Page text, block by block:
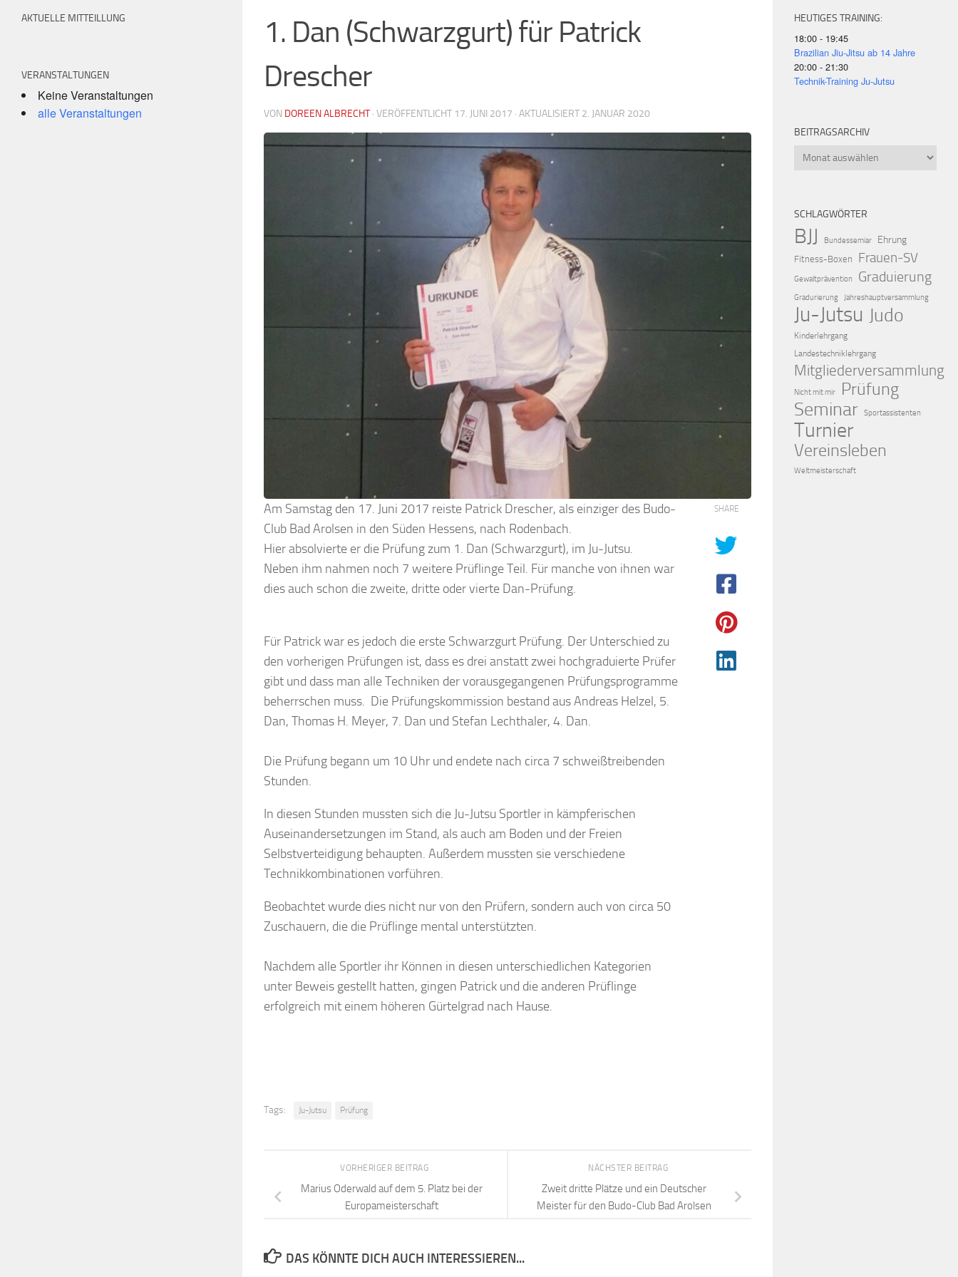
1. Dan (Schwarzgurt) für Patrick
Drescher
VON DOREEN ALBRECHT · VERÖFFENTLICHT 17. JUNI 2017 · AKTUALISIERT 2. JANUAR 2020
Am Samstag den 17. Juni 2017 reiste Patrick Drescher, als einziger des Budo-
Club Bad Arolsen in den Süden Hessens, nach Rodenbach.
Hier absolvierte er die Prüfung zum 1. Dan (Schwarzgurt), im Ju-Jutsu.
Neben ihm nahmen noch 7 weitere Prüflinge Teil. Für manche von ihnen war
dies auch schon die zweite, dritte oder vierte Dan-Prüfung.
Für Patrick war es jedoch die erste Schwarzgurt Prüfung. Der Unterschied zu
den vorherigen Prüfungen ist, dass es drei anstatt zwei hochgraduierte Prüfer
gibt und dass man alle Techniken der vorausgegangenen Prüfungsprogramme
beherrschen muss. Die Prüfungskommission bestand aus Andreas Helzel, 5.
Dan, Thomas H. Meyer, 7. Dan und Stefan Lechthaler, 4. Dan.
Die Prüfung begann um 10 Uhr und endete nach circa 7 schweißtreibenden
Stunden.
In diesen Stunden mussten sich die Ju-Jutsu Sportler in kämpferischen
Auseinandersetzungen im Stand, als auch am Boden und der Freien
Selbstverteidigung behaupten. Außerdem mussten sie verschiedene
Technikkombinationen vorführen.
Beobachtet wurde dies nicht nur von den Prüfern, sondern auch von circa 50
Zuschauern, die die Prüflinge mental unterstützten.
Nachdem alle Sportler ihr Können in diesen unterschiedlichen Kategorien
unter Beweis gestellt hatten, gingen Patrick und die anderen Prüflinge
erfolgreich mit einem höheren Gürtelgrad nach Hause.
SHARE
Tags: Ju-Jutsu Prüfung
NÄCHSTER BEITRAG
Zweit dritte Plätze und ein Deutscher
Meister für den Budo-Club Bad Arolsen
VORHERIGER BEITRAG
Marius Oderwald auf dem 5. Platz bei der
Europameisterschaft
DAS KÖNNTE DICH AUCH INTERESSIEREN...
AKTUELLE MITTEILLUNG
VERANSTALTUNGEN
Keine Veranstaltungen
alle Veranstaltungen
HEUTIGES TRAINING:
18:00 - 19:45
Brazilian Jiu-Jitsu ab 14 Jahre
20:00 - 21:30
Technik-Training Ju-Jutsu
BEITRAGSARCHIV
Beitragsarchiv
SCHLAGWÖRTER
BJJ Bundessemiar Ehrung
Fitness-Boxen Frauen-SV
Gewaltprävention Graduierung
Gradurierung Jahreshauptversammlung
Ju-Jutsu Judo
Kinderlehrgang
Landestechniklehrgang
Mitgliederversammlung
Nicht mit mir Prüfung
Seminar Sportassistenten
Turnier
Vereinsleben
Weltmeisterschaft